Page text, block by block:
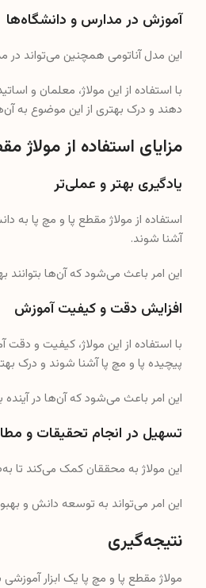
آموزش در مدارس و دانشگاه‌ها
این مدل آناتومی همچنین می‌تواند در
با استفاده از این مولاژ، معلمان و
دهند و درک بهتری از این موضوع به
مزایای استفاده از مولاژ
یادگیری بهتر و عملی‌تر
استفاده از مولاژ مقطع پا و مچ پا
آشنا شوند.
این امر باعث می‌شود که آن‌ها بتوانند
افزایش دقت و کیفیت آموزش
با استفاده از این مولاژ، کیفیت و
پیچیده پا و مچ پا آشنا شوند و درک
این امر باعث می‌شود که آن‌ها در آینده
تسهیل در انجام تحقیقات و
این مولاژ به محققان کمک می‌کند تا
این امر می‌تواند به توسعه دانش و
نتیجه‌گیری
مولاژ مقطع پا و مچ پا یک ابزار